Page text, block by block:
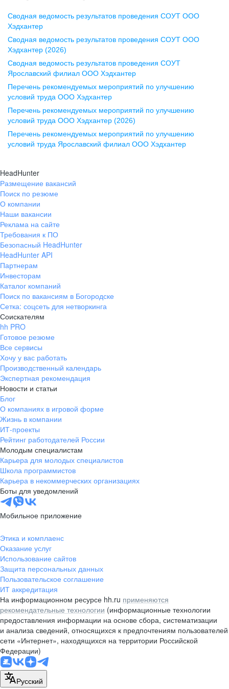
Воронеж
ул. Комиссаржевской, д. 10,
офис 1212
+7 473 280-05-05
pr@vrn.hh.ru
ул. Спартаковская, д. 2А, этаж 3,
помещение 15
+7 843 212-12-50
Екатеринбург
ул. Боевых Дружин, стр. 20,
+7 343 226-79-99
pr@ural.hh.ru
ул. Янковского, д. 169, 7 этаж,
706 каб.
+7 861 205-55-57
pr@krd.hh.ru
Владивосток
пер. Ланинский д. 4, офис 3.4
+7 423 202-33-28
pr@dv.hh.ru
Новосибирск
ул. Большевистская, д. 35,
помещение 21
+7 383 207-94-64
pr@nsk.hh.ru
Минск
пр-т Дзержинского, д. 57,
10 этаж, помещение 45-1
pr@rabota.by
Алматы
пр. Абая, д. 151, БЦ Алатау,
12 этаж, офис 1209
+7 727 232-13-13
pr@headhunter.com.kz
Сводная ведомость результатов проведения СОУТ ООО
Хэдхантер
Сводная ведомость результатов проведения СОУТ ООО
Хэдхантер (2026)
Сводная ведомость результатов проведения СОУТ
Ярославский филиал ООО Хэдхантер
Перечень рекомендуемых мероприятий по улучшению
условий труда ООО Хэдхантер
Перечень рекомендуемых мероприятий по улучшению
условий труда ООО Хэдхантер (2026)
Перечень рекомендуемых мероприятий по улучшению
условий труда Ярославский филиал ООО Хэдхантер
HeadHunter
Размещение вакансий
Поиск по резюме
О компании
Наши вакансии
Реклама на сайте
Требования к ПО
Безопасный HeadHunter
HeadHunter API
Партнерам
Инвесторам
Каталог компаний
Поиск по вакансиям в Богородске
Сетка: соцсеть для нетворкинга
Соискателям
hh PRO
Готовое резюме
Все сервисы
Хочу у вас работать
Производственный календарь
Экспертная рекомендация
Новости и статьи
Блог
О компаниях в игровой форме
Жизнь в компании
ИТ-проекты
Рейтинг работодателей России
Молодым специалистам
Карьера для молодых специалистов
Школа программистов
Карьера в некоммерческих организациях
Боты для уведомлений
Мобильное приложение
Этика и комплаенс
Оказание услуг
Использование сайтов
Защита персональных данных
Пользовательское соглашение
ИТ аккредитация
На информационном ресурсе hh.ru применяются
рекомендательные технологии (информационные технологии
предоставления информации на основе сбора, систематизации
и анализа сведений, относящихся к предпочтениям пользователей
сети «Интернет», находящихся на территории Российской
Федерации)
Русский